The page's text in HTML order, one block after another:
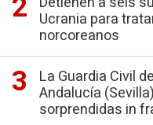
Ucrania para
norcoreanos
La Guardia Civil
Andalucía
sorprendidas in